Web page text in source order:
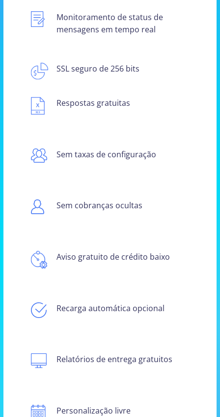
Monitoramento de status de
mensagens em tempo real
SSL seguro de 256 bits
Respostas gratuitas
Sem taxas de configuração
Sem cobranças ocultas
Aviso gratuito de crédito baixo
Recarga automática opcional
Relatórios de entrega gratuitos
Personalização livre